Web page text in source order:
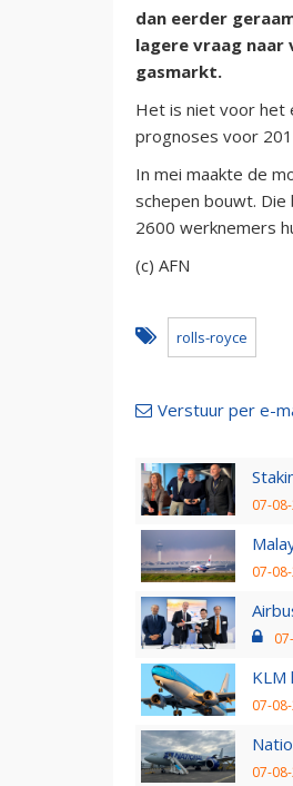
dan eerder
lagere vraag
gasmarkt.
Het is niet voor het
prognoses voor
In mei maakte de
schepen bouwt.
2600 werknemers
(c) AFN
rolls-royce
Verstuur per e-
07-
07-
KLM
07-
07-